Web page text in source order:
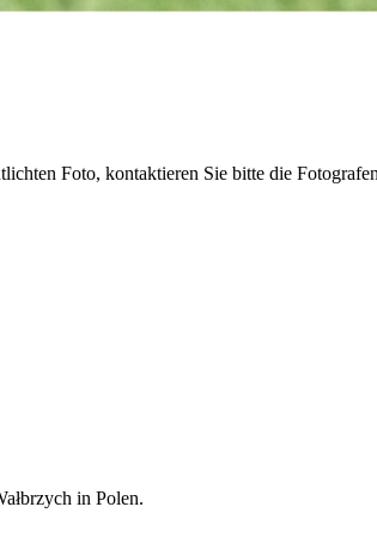
Foto, kontaktieren Sie bitte die
in Polen.